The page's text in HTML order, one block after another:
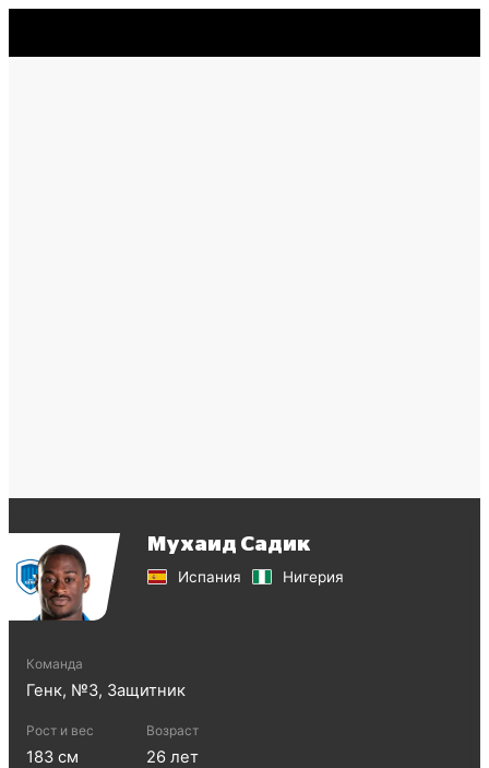
Мухаид Садик
Испания Нигерия
Команда
Генк, №3, Защитник
Рост и вес
183 см
Возраст
26 лет